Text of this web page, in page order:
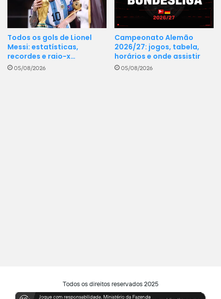
Todos os gols de Lionel
Messi: estatísticas,
recordes e raio-x…
05/08/2026
Campeonato Alemão
2026/27: jogos, tabela,
horários e onde assistir
05/08/2026
Todos os direitos reservados 2025